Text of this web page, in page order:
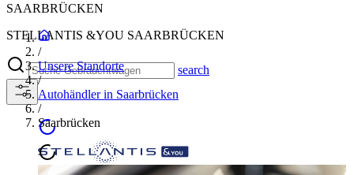
SAARBRÜCKEN
STELLANTIS &YOU SAARBRÜCKEN
search
/
Unsere Standorte
/
Autohändler in Saarbrücken
/
Saarbrücken